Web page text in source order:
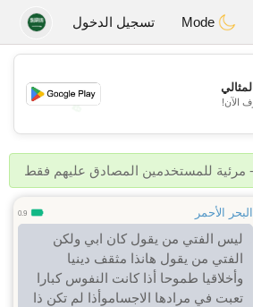
GulfDating تسجيل الدخول
💖
💕
الآن!
مرئية للمستخدمين المصادق عليهم فقط
البحر الأحمر 0.9
ليس الفتي من يقول كان ابي ولكن
الفتي من يقول هانذا مثقف دينيا
وأخلاقيا طموحا أذا كانت النفوس كبارا
تعبت في مرادها الاجساموأذا لم تكن ذا